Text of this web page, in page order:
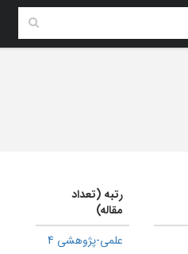
رتبه (تعداد
مقاله)
علمی-پژوهشی 4